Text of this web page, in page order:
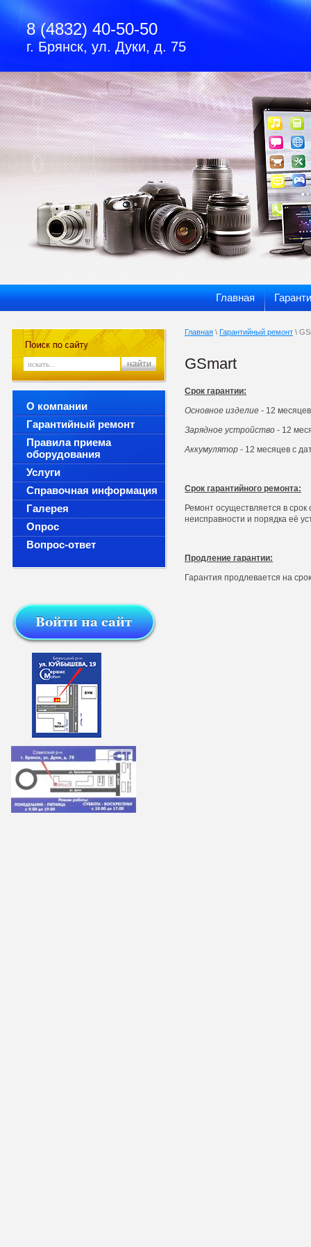
8 (4832) 40-50-50
г. Брянск, ул. Дуки, д. 75
Главная
О компании
Гарантийный ремонт
Правила приема
оборудования
Услуги
Справочная информация
Галерея
Опрос
Вопрос-ответ
Главная \ Гарантийный ремонт \
GSmart
Срок гарантии:
Основное изделие - 12
Зарядное устройство - 12
Аккумулятор - 12 месяцев с
Срок гарантийного ремонта:
Ремонт осуществляется в
неисправности и порядка её
Продление гарантии:
Гарантия продлевается на